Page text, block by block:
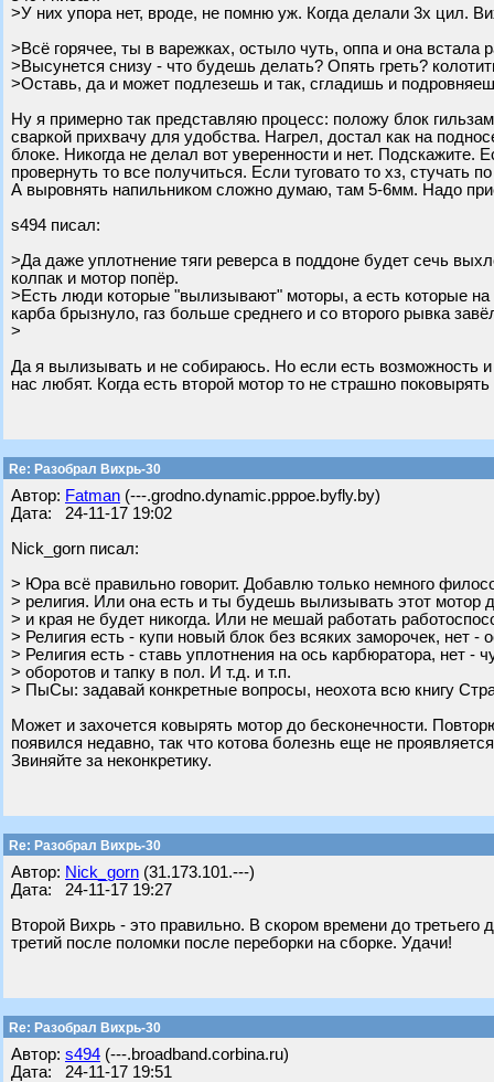
>У них упора нет, вроде, не помню уж. Когда делали 3х цил.
>Всё горячее, ты в варежках, остыло чуть, оппа и она встала
>Высунется снизу - что будешь делать? Опять греть?
>Оставь, да и может подлезешь и так, сгладишь и
Ну я примерно так представляю процесс: положу блок
сваркой прихвачу для удобства. Нагрел, достал как на
блоке. Никогда не делал вот уверенности и нет.
провернуть то все получиться. Если туговато то хз, стучать
А выровнять напильником сложно думаю, там 5-6мм. Надо
s494 писал:
>Да даже уплотнение тяги реверса в поддоне будет сечь
колпак и мотор попёр.
>Есть люди которые "вылизывают" моторы, а есть которые
карба брызнуло, газ больше среднего и со второго рывка
>
Да я вылизывать и не собираюсь. Но если есть возможность
нас любят. Когда есть второй мотор то не страшно
Re: Разобрал Вихрь-30
Автор: Fatman (---.grodno.dynamic.pppoe.byfly.by)
Дата: 24-11-17 19:02
Nick_gorn писал:
> Юра всё правильно говорит. Добавлю только немного
> религия. Или она есть и ты будешь вылизывать этот мотор
> и края не будет никогда. Или не мешай работать
> Религия есть - купи новый блок без всяких заморочек, нет -
> Религия есть - ставь уплотнения на ось карбюратора, нет -
> оборотов и тапку в пол. И т.д. и т.п.
> ПыСы: задавай конкретные вопросы, неохота всю книгу
Может и захочется ковырять мотор до бесконечности.
появился недавно, так что котова болезнь еще не
Звиняйте за неконкретику.
Re: Разобрал Вихрь-30
Автор: Nick_gorn (31.173.101.---)
Дата: 24-11-17 19:27
Второй Вихрь - это правильно. В скором времени до
третий после поломки после переборки на сборке. Удачи!
Re: Разобрал Вихрь-30
Автор: s494 (---.broadband.corbina.ru)
Дата: 24-11-17 19:51